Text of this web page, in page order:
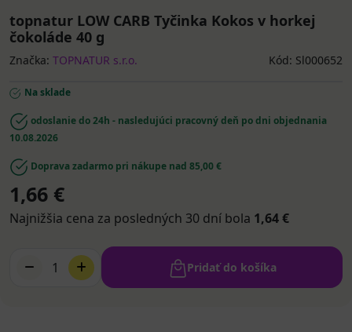
topnatur LOW CARB Tyčinka Kokos v horkej
čokoláde 40 g
Značka: TOPNATUR s.r.o. Kód: Sl000652
Na sklade
odoslanie do 24h - nasledujúci pracovný deň po dni objednania
10.08.2026
Doprava zadarmo pri nákupe nad 85,00 €
1,66 €
Najnižšia cena za posledných 30 dní bola 1,64 €
1 Pridať do košíka